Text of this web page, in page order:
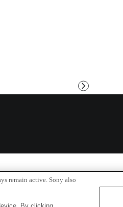
次
remain active. Sony also